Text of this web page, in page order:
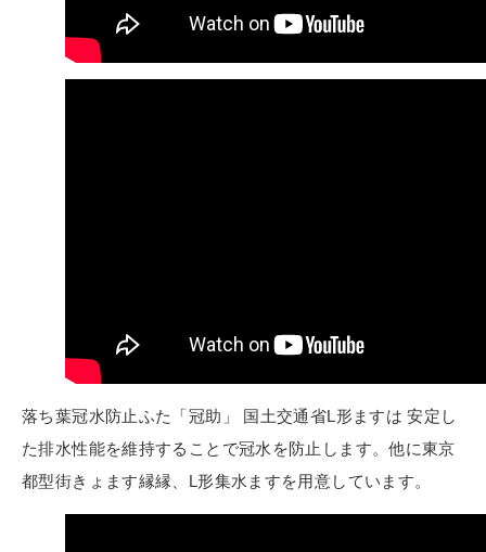
落ち葉冠水防止ふた「冠助」 国土交通省L形ますは 安定し
た排水性能を維持することで冠水を防止します。他に東京
都型街きょます縁縁、L形集水ますを用意しています。